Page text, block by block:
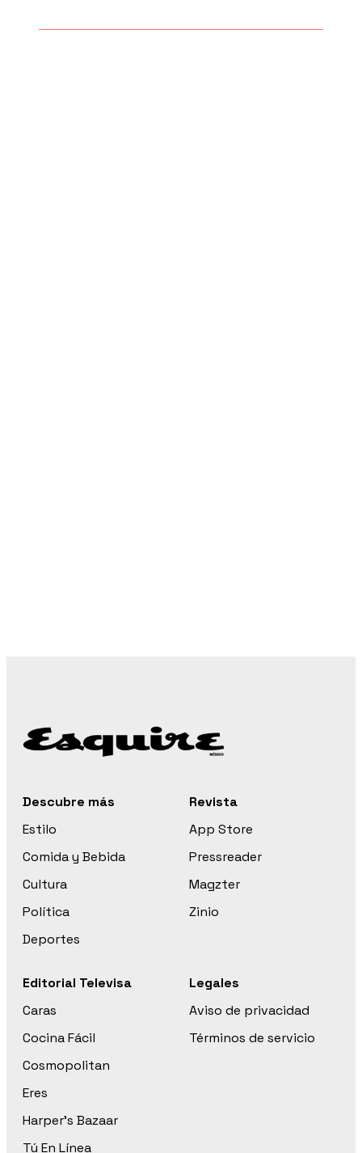
Descubre más
Estilo
Comida y Bebida
Cultura
Política
Deportes
Revista
App Store
Pressreader
Magzter
Zinio
Editorial Televisa
Caras
Cocina Fácil
Cosmopolitan
Eres
Harper’s Bazaar
Tú En Línea
Legales
Aviso de privacidad
Términos de servicio